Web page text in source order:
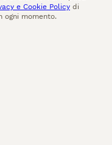
e Cookie Policy di
ogni momento.